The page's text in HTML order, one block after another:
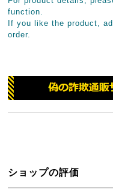
function.
If you like the product,
order.
ショップの評価